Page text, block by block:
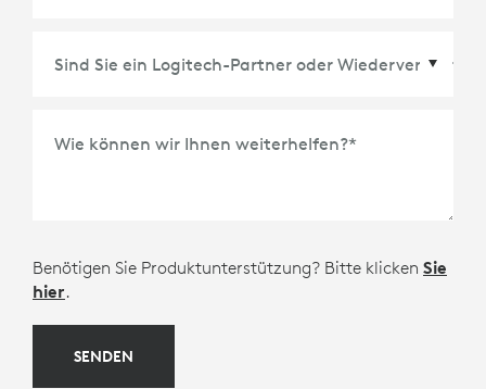
Wie können wir Ihnen weiterhelfen?*
Benötigen Sie Produktunterstützung? Bitte klicken Sie
hier.
SENDEN